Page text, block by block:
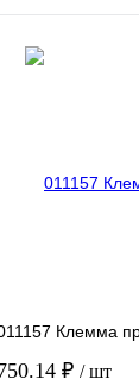
Клемма
₽ / шт